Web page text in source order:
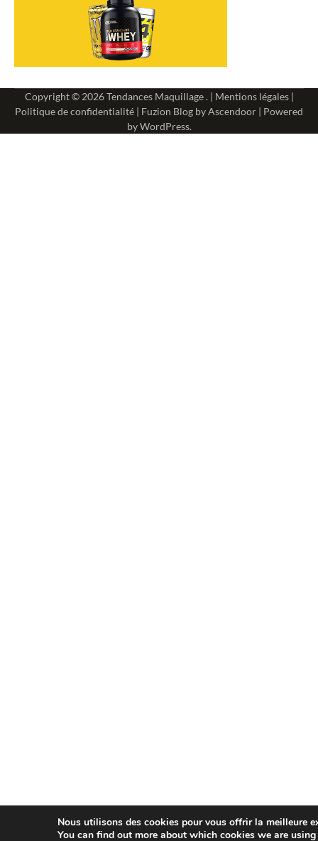
Copyright © 2026Tendances Maquillage. | Mentions légales|
Politique de confidentialité | Fuzion Blog byAscendoor | Powered
byWordPress.
Nous utilisons des cookies pour vous offrir la meilleure
You can find out more about which cookies we are